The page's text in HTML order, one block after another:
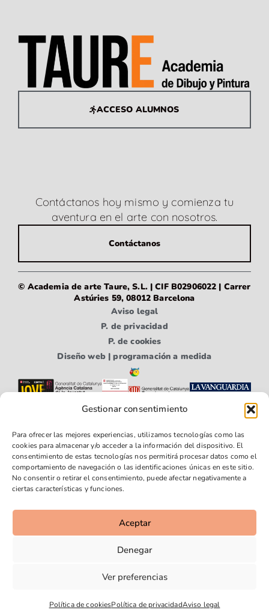
Gestionar consentimiento
Para ofrecer las mejores experiencias, utilizamos tecnologías como las
cookies para almacenar y/o acceder a la información del dispositivo. El
consentimiento de estas tecnologías nos permitirá procesar datos como el
comportamiento de navegación o las identificaciones únicas en este sitio.
No consentir o retirar el consentimiento, puede afectar negativamente a
ciertas características y funciones.
Aceptar
Denegar
Ver preferencias
Política de cookiesPolítica de privacidadAviso legal
ACCESO ALUMNOS
Contáctanos
Contáctanos hoy mismo y comienza tu
aventura en el arte con nosotros.
© Academia de arte Taure, S.L. | CIF B02906022 | Carrer
Astúries 59, 08012 Barcelona
Aviso legal
P. de privacidad
P. de cookies
Diseño web | programación a medida
Síguenos
en
Faceboo
Síguenos
en
Youtube
Síguenos
Instagra